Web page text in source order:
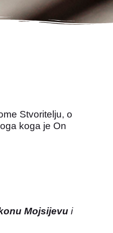
Stvoritelju, o
koga je On
Mojsijevu i